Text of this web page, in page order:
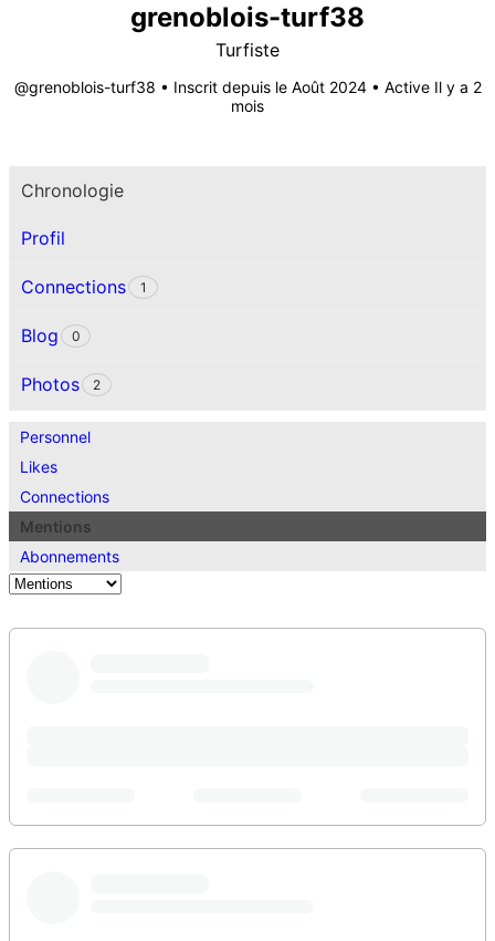
grenoblois-turf38
Turfiste
@grenoblois-turf38 • Inscrit depuis le Août 2024 • Active Il y a 2
mois
Chronologie
Profil
Connections 1
Blog 0
Photos 2
Personnel
Likes
Connections
Mentions
Abonnements